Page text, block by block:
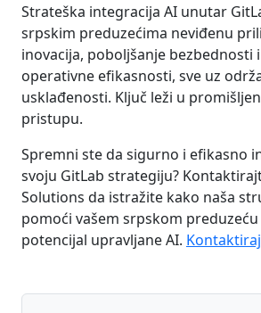
Strateška integracija AI unutar
srpskim preduzećima neviđenu
inovacija, poboljšanje bezbednosti
operativne efikasnosti, sve uz
usklađenosti. Ključ leži u
pristupu.
Spremni ste da sigurno i efikasno
svoju GitLab strategiju?
Solutions da istražite kako naša
pomoći vašem srpskom
potencijal upravljane AI.